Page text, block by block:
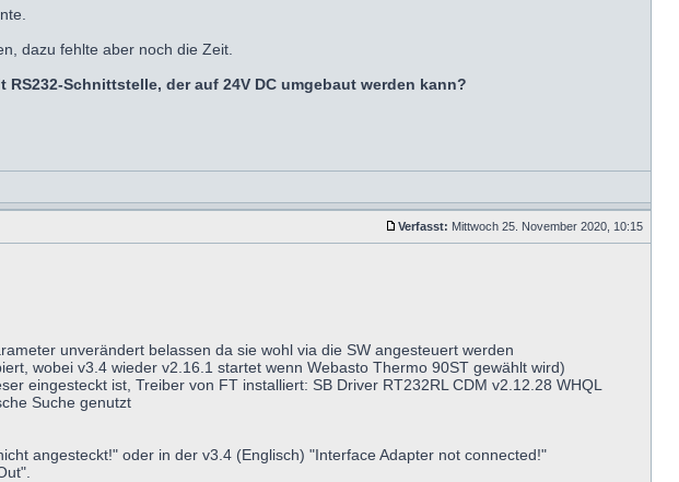
dazu fehlte aber noch die Zeit.
Schnittstelle, der auf 24V DC umgebaut werden kann?
Verfasst: Mittwoch 25. November 2020, 10:15
unverändert belassen da sie wohl via die SW angesteuert werden
wobei v3.4 wieder v2.16.1 startet wenn Webasto Thermo 90ST gewählt wird)
eingesteckt ist, Treiber von FT installiert: SB Driver RT232RL CDM v2.12.28 WHQL
Suche genutzt
angesteckt!" oder in der v3.4 (Englisch) "Interface Adapter not connected!"